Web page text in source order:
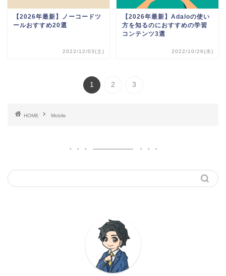
【2026年最新】ノーコードツ
ールおすすめ20選
2022/12/03(土)
【2026年最新】Adaloの使い
方を知るのにおすすめの学習
コンテンツ3選
2022/10/26(水)
1 2 3
HOME Mobile